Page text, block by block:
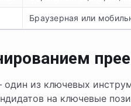
Браузерная или
из ключевых
на ключевые